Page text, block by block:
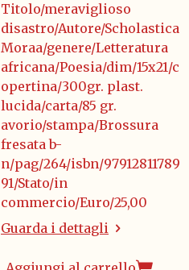
Titolo/meraviglioso
disastro/Autore/Scholastica
Moraa/genere/Letteratura
africana/Poesia/dim/15x21/c
opertina/300gr. plast.
lucida/carta/85 gr.
avorio/stampa/Brossura
fresata b-
n/pag/264/isbn/97912811789
91/Stato/in
commercio/Euro/25,00
Guarda i dettagli